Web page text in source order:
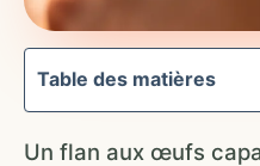
Table des matières
Un flan aux œufs